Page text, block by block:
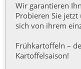
Wir garantieren
Probieren Sie
sich von ihrem
Frühkartoffeln –
Kartoffelsaison!